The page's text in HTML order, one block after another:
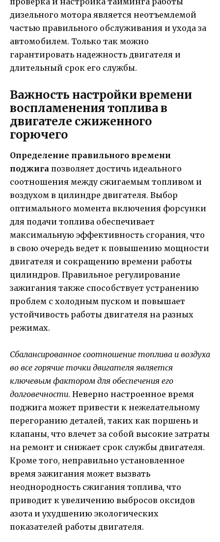
дизельного мотора является неотъемлемой
частью правильного обслуживания и ухода за
автомобилем. Только так можно
гарантировать надежность двигателя и
длительный срок его службы.
Важность настройки времени
воспламенения топлива в
двигателе сжиженного
горючего
Определение правильного времени
поджига позволяет достичь идеального
соотношения между сжигаемым топливом и
воздухом в цилиндре двигателя. Выбор
оптимального момента включения форсунки
для подачи топлива обеспечивает
максимальную эффективность сгорания, что
в свою очередь ведет к повышению мощности
двигателя и сокращению времени работы
цилиндров. Правильное регулирование
зажигания также способствует устранению
проблем с холодным пуском и повышает
устойчивость работы двигателя на разных
режимах.
Сбалансированное соотношение топлива и воздуха
во все горячие точки двигателя является
ключевым фактором для обеспечения его
долговечности. Неверно настроенное время
поджига может привести к нежелательному
перегоранию деталей, таких как поршень и
клапаны, что влечет за собой высокие затраты
на ремонт и снижает срок службы двигателя.
Кроме того, неправильно установленное
время зажигания может вызвать
неоднородность сжигания топлива, что
приводит к увеличению выбросов оксидов
азота и ухудшению экологических
показателей работы двигателя.